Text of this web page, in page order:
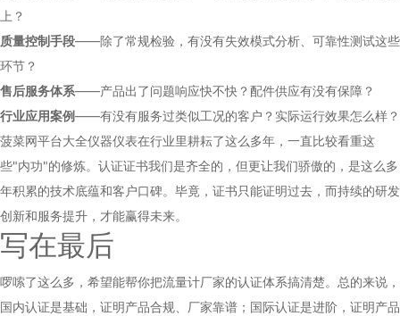
上？
质量控制手段——除了常规检验，有没有失效模式分析、可靠性测试这些
环节？
售后服务体系——产品出了问题响应快不快？配件供应有没有保障？
行业应用案例——有没有服务过类似工况的客户？实际运行效果怎么样？
菠菜网平台大全仪器仪表在行业里耕耘了这么多年，一直比较看重这
些"内功"的修炼。认证证书我们是齐全的，但更让我们骄傲的，是这么多
年积累的技术底蕴和客户口碑。毕竟，证书只能证明过去，而持续的研发
创新和服务提升，才能赢得未来。
写在最后
啰嗦了这么多，希望能帮你把流量计厂家的认证体系搞清楚。总的来说，
国内认证是基础，证明产品合规、厂家靠谱；国际认证是进阶，证明产品